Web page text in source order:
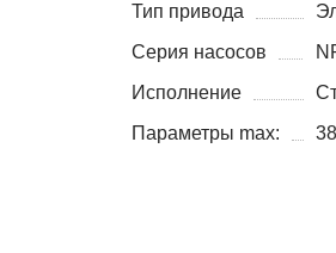
Тип привода
Серия насосов
Исполнение
Параметры max: